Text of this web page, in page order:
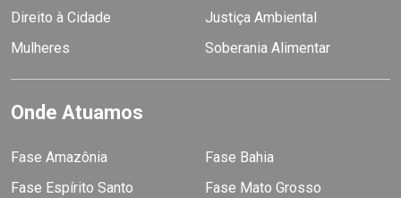
Direito à Cidade
Justiça Ambiental
Mulheres
Soberania Alimentar
Onde Atuamos
Fase Amazônia
Fase Bahia
Fase Espírito Santo
Fase Mato Grosso